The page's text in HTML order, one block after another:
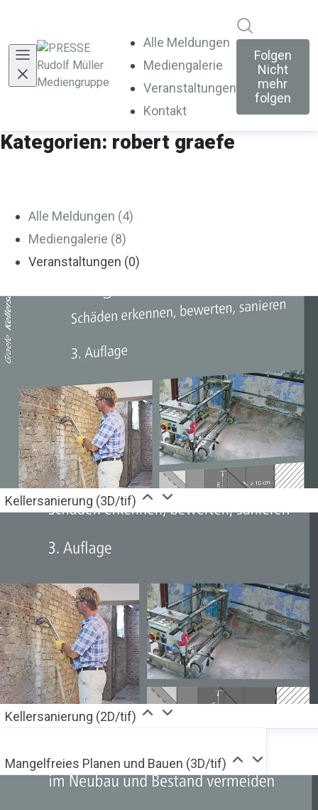
Alle Meldungen
Mediengalerie
Veranstaltungen
Kontakt
Folgen
Nicht
mehr
folgen
Kategorien: robert graefe
Alle Meldungen (4)
Mediengalerie (8)
Veranstaltungen (0)
Kellersanierung (3D/tif)
Kellersanierung (2D/tif)
Mangelfreies Planen und Bauen (3D/tif)